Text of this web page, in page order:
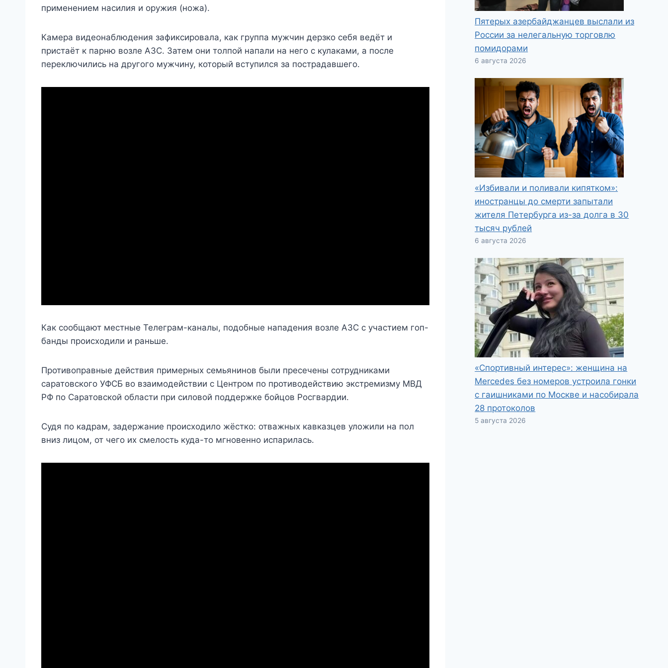
применением насилия и оружия (ножа).
Камера видеонаблюдения зафиксировала, как группа мужчин дерзко себя ведёт и
пристаёт к парню возле АЗС. Затем они толпой напали на него с кулаками, а после
переключились на другого мужчину, который вступился за пострадавшего.
Как сообщают местные Телеграм-каналы, подобные нападения возле АЗС с участием гоп-
банды происходили и раньше.
Противоправные действия примерных семьянинов были пресечены сотрудниками
саратовского УФСБ во взаимодействии с Центром по противодействию экстремизму МВД
РФ по Саратовской области при силовой поддержке бойцов Росгвардии.
Судя по кадрам, задержание происходило жёстко: отважных кавказцев уложили на пол
вниз лицом, от чего их смелость куда-то мгновенно испарилась.
Пятерых азербайджанцев выслали из
России за нелегальную торговлю
помидорами
6 августа 2026
«Избивали и поливали кипятком»:
иностранцы до смерти запытали
жителя Петербурга из-за долга в 30
тысяч рублей
6 августа 2026
«Спортивный интерес»: женщина на
Mercedes без номеров устроила гонки
с гаишниками по Москве и насобирала
28 протоколов
5 августа 2026